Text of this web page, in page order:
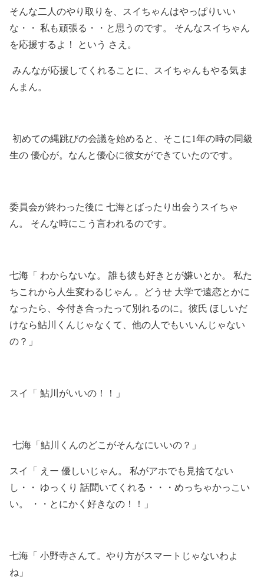
そんな二人のやり取りを、スイちゃんはやっぱりいい
な・・ 私も頑張る・・と思うのです。 そんなスイちゃん
を応援するよ！ という さえ。
みんなが応援してくれることに、スイちゃんもやる気ま
んまん。
初めての縄跳びの会議を始めると、そこに1年の時の同級
生の 優心が。なんと優心に彼女ができていたのです。
委員会が終わった後に 七海とばったり出会うスイちゃ
ん。 そんな時にこう言われるのです。
七海「 わからないな。 誰も彼も好きとが嫌いとか。 私た
ちこれから人生変わるじゃん 。どうせ 大学で遠恋とかに
なったら、今付き合ったって別れるのに。彼氏 ほしいだ
けなら鮎川くんじゃなくて、他の人でもいいんじゃない
の？」
スイ「 鮎川がいいの！！」
七海「鮎川くんのどこがそんなにいいの？」
スイ「 えー 優しいじゃん。 私がアホでも見捨てない
し・・ ゆっくり 話聞いてくれる・・・めっちゃかっこい
い。 ・・とにかく好きなの！！」
七海「 小野寺さんて。やり方がスマートじゃないわよ
ね」